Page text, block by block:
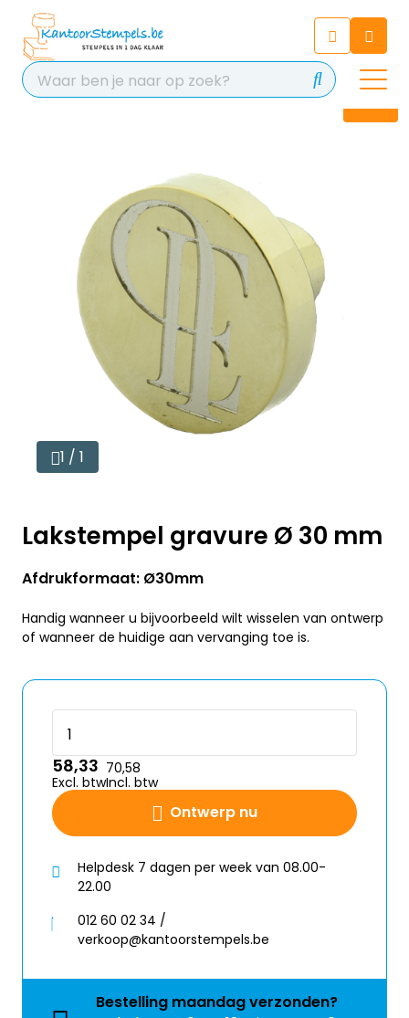
Chat 24/7 met onze chatbot
voor hulp
Contact
1 / 1
Lakstempel gravure Ø 30 mm
Afdrukformaat: Ø30mm
Handig wanneer u bijvoorbeeld wilt wisselen van ontwerp
of wanneer de huidige aan vervanging toe is.
Ontwerp nu
58,33
Excl. btw
70,58
Incl. btw
Helpdesk 7 dagen per week van 08.00-
22.00
012 60 02 34 /
verkoop@kantoorstempels.be
Bestelling maandagverzonden?